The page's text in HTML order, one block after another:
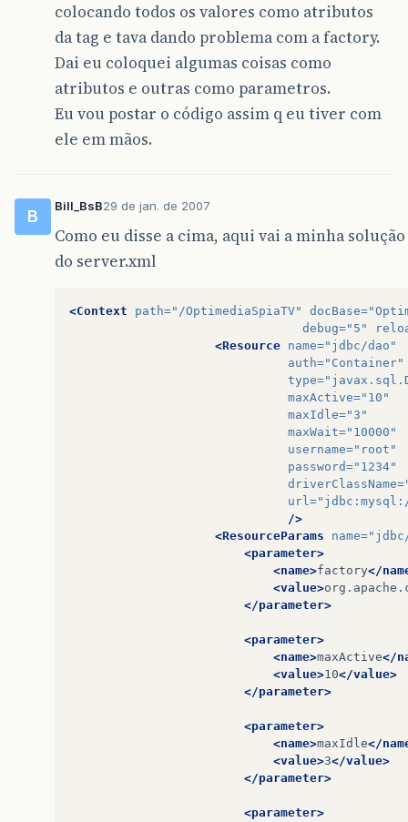
colocando todos os valores como atributos
da tag e tava dando problema com a factory.
Dai eu coloquei algumas coisas como
atributos e outras como parametros.
Eu vou postar o código assim q eu tiver com
ele em mãos.
B
Bill_BsB29 de jan. de 2007
Como eu disse a cima, aqui vai a minha
do server.xml
<Context path="/OptimediaSpiaTV" docBase=
debug="5"
<Resource name="jdbc/dao"
auth="Container"
type=
maxActive="10"
maxIdle="3"
maxWait="10000"
username="root"
password="1234"
driverClassName=
url=
/>
<ResourceParams
name=
<parameter>
<name>factory</
<value>
</parameter>
<parameter>
<name>maxActive</
<value>10</value>
</parameter>
<parameter>
<name>maxIdle</
<value>3</value>
</parameter>
<parameter>